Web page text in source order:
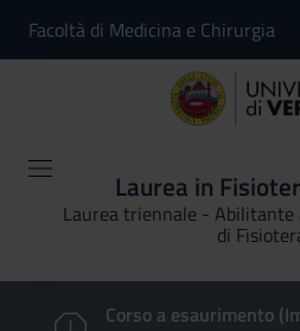
Facoltà di Medicina e Chirurgia
Laurea in
Laurea triennale - Abilitante
di
Corso a esaurimento